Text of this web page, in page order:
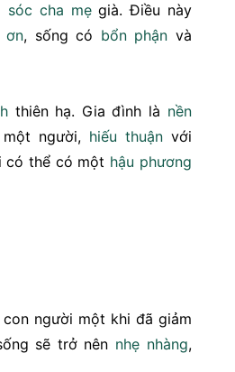
sóc cha mẹgià. Điều này
ơn, sống có bổn phận và
thiên hạ. Gia đình là nền
người, hiếu thuậnvới
có thể có một hậu phương
người một khi đã giảm
sẽ trở nên nhẹ nhàng,